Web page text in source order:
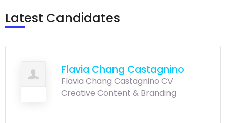
Latest Candidates
Flavia Chang Castagnino
Flavia Chang Castagnino CV
Creative Content & Branding